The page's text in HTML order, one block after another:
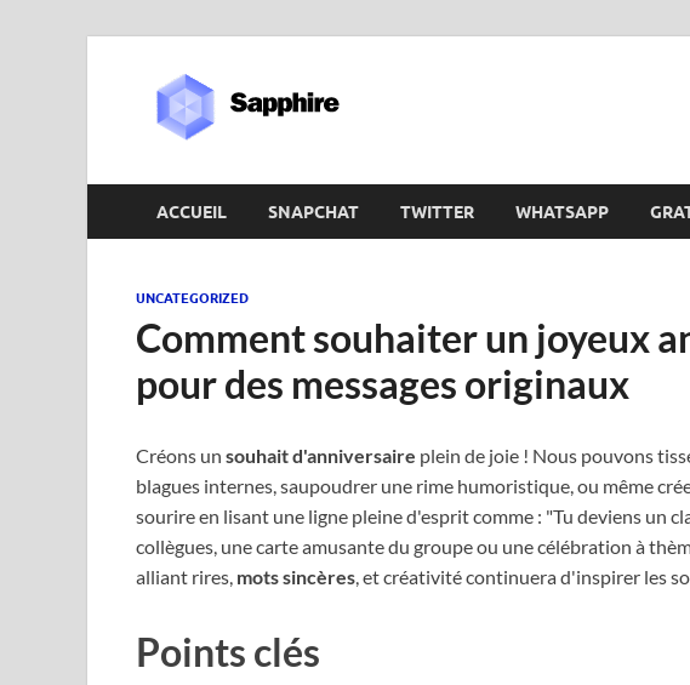
ACCUEIL SNAPCHAT TWITTER WHATSAPP
UNCATEGORIZED
Comment souhaiter un joyeux
pour des messages originaux
Créons un souhait d'anniversaire plein de joie ! Nous pouvons
blagues internes, saupoudrer une rime humoristique, ou même
sourire en lisant une ligne pleine d'esprit comme : "Tu deviens un
collègues, une carte amusante du groupe ou une célébration à
alliant rires, mots sincères, et créativité continuera d'inspirer les
Points clés